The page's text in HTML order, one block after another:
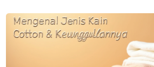
menjadi solusi yang umum. Sayangnya,
pemutih aman untuk bahan cotton